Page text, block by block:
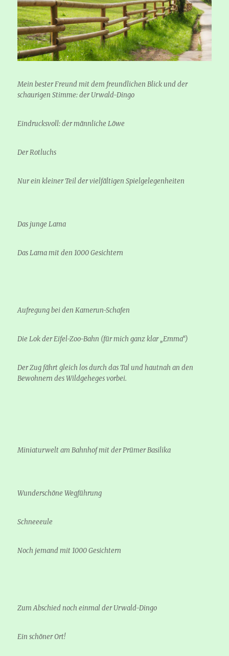
Mein bester Freund mit dem freundlichen Blick und der
schaurigen Stimme: der Urwald-Dingo
Eindrucksvoll: der männliche Löwe
Der Rotluchs
Nur ein kleiner Teil der vielfältigen Spielgelegenheiten
Das junge Lama
Das Lama mit den 1000 Gesichtern
Aufregung bei den Kamerun-Schafen
Die Lok der Eifel-Zoo-Bahn (für mich ganz klar „Emma“)
Der Zug fährt gleich los durch das Tal und hautnah an den
Bewohnern des Wildgeheges vorbei.
Miniaturwelt am Bahnhof mit der Prümer Basilika
Wunderschöne Wegführung
Schneeeule
Noch jemand mit 1000 Gesichtern
Zum Abschied noch einmal der Urwald-Dingo
Ein schöner Ort!